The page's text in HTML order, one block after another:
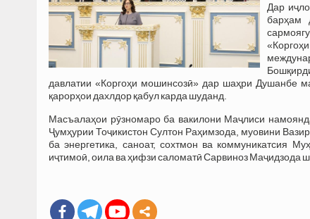
Дар
барҳам
давлатии «Коргоҳи мошинсозӣ» дар шаҳри Душанбе
қарорҳои дахлдор қабул карда шуданд.
Масъалаҳои рӯзномаро ба вакилони Маҷлиси
Ҷумҳурии Тоҷикистон Султон Раҳимзода, муовини
ба энергетика, саноат, сохтмон ва коммуникатсия
иҷтимоӣ, оила ва ҳифзи саломатӣ Сарвиноз Маҷидзода